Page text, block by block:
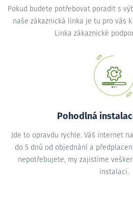
Pokud budete potřebovat poradit s
naše zákaznická linka je tu pro vás
Linka zákaznické
Pohodlná
Jde to opravdu rychle. Váš internet
do 5 dnů od objednání a
nepotřebujete, my zajistíme
instalaci.